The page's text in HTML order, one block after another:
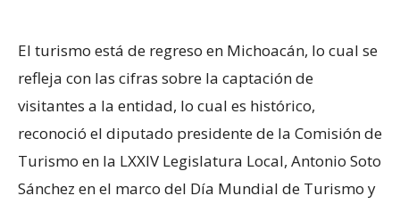
El turismo está de regreso en Michoacán, lo cual se
refleja con las cifras sobre la captación de
visitantes a la entidad, lo cual es histórico,
reconoció el diputado presidente de la Comisión de
Turismo en la LXXIV Legislatura Local, Antonio Soto
Sánchez en el marco del Día Mundial de Turismo y